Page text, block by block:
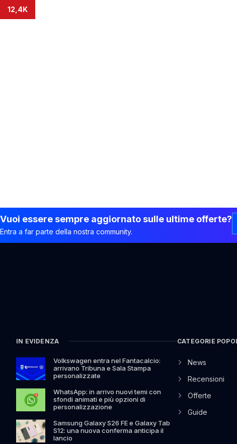
12,4K
Vuoi essere sempre aggiornato sulle ultime offerte?
Entra a far parte della nostra community.
IN EVIDENZA
Volkswagen entra nel Fantacalcio:
arrivano Tribuna e Sala Stampa
personalizzate
WhatsApp: in arrivo nuovi temi con
sfondi animati e più opzioni di
personalizzazione
Samsung Galaxy S26 FE e Galaxy Tab
S12: una nuova conferma anticipa il
lancio
CATEGORIE
News
Recensioni
Offerte
Guide